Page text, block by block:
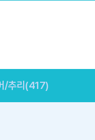
/추리(417)